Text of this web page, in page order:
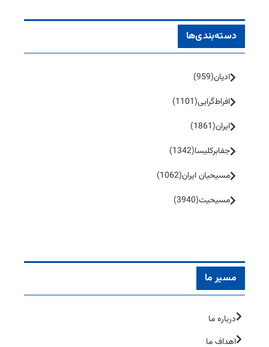
دسته‌بندی‌ها
ادیان(959)
افراط‌گرایی(1101)
ایران(1861)
جفا‌بر‌کلیسا(1342)
مسیحیان ایران(1062)
مسیحیت(3940)
مسیر ما
درباره ما
اهداف ما